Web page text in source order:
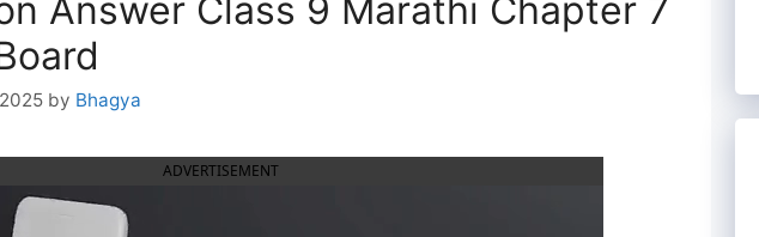
Answer Class 9 Marathi Chapter 7
by Bhagya
ADVERTISEMENT